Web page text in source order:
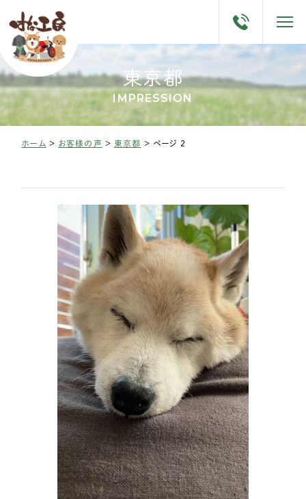
東京都
IMPRESSION
ホーム > お客様の声 >東京都 > ページ 2